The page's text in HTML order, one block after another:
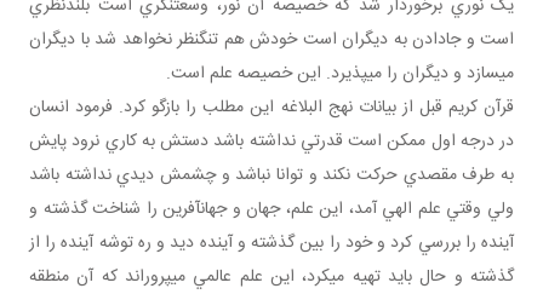
است و جادادن به ديگران است خودش هم تنگ نظر نخواهد شد با ديگران
مي سازد و ديگران را مي پذيرد. اين خصيصه علم است.
قرآن کريم قبل از بيانات نهج البلاغه اين مطلب را بازگو کرد. فرمود انسان
در درجه اول ممکن است قدرتي نداشته باشد دستش به کاري نرود پايش
به طرف مقصدي حرکت نکند و توانا نباشد و چشمش ديدي نداشته باشد
ولي وقتي علم الهي آمد، اين علم، جهان و جهان آفرين را شناخت گذشته و
آينده را بررسي کرد و خود را بين گذشته و آينده ديد و ره توشه آينده را از
گذشته و حال بايد تهيه مي کرد، اين علم عالمي مي پروراند که آن منطقه